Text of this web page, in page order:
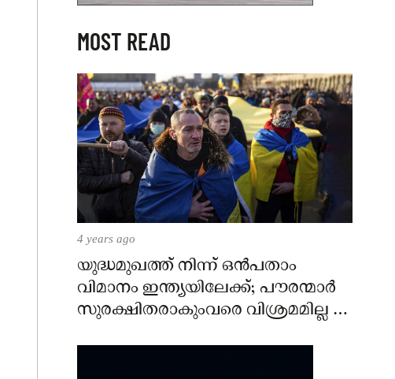
MOST READ
4 years ago
യുദ്ധമുഖത്ത് നിന്ന് ഒൻപതാം
വിമാനം ഇന്ത്യയിലേക്ക്; പൗരന്മാർ
സുരക്ഷിതരാകുംവരെ വിശ്രമമില്ല –